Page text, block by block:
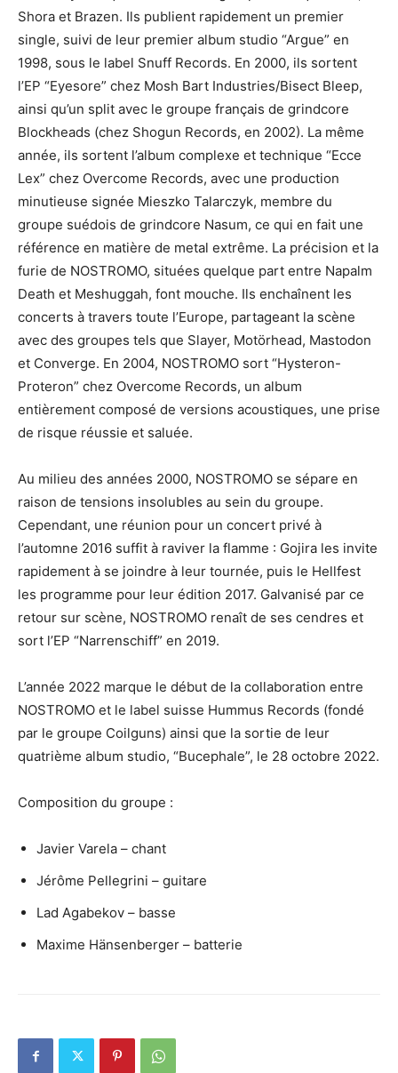
Shora et Brazen. Ils publient rapidement un premier
single, suivi de leur premier album studio “Argue” en
1998, sous le label Snuff Records. En 2000, ils sortent
l’EP “Eyesore” chez Mosh Bart Industries/Bisect Bleep,
ainsi qu’un split avec le groupe français de grindcore
Blockheads (chez Shogun Records, en 2002). La même
année, ils sortent l’album complexe et technique “Ecce
Lex” chez Overcome Records, avec une production
minutieuse signée Mieszko Talarczyk, membre du
groupe suédois de grindcore Nasum, ce qui en fait une
référence en matière de metal extrême. La précision et la
furie de NOSTROMO, situées quelque part entre Napalm
Death et Meshuggah, font mouche. Ils enchaînent les
concerts à travers toute l’Europe, partageant la scène
avec des groupes tels que Slayer, Motörhead, Mastodon
et Converge. En 2004, NOSTROMO sort “Hysteron-
Proteron” chez Overcome Records, un album
entièrement composé de versions acoustiques, une prise
de risque réussie et saluée.
Au milieu des années 2000, NOSTROMO se sépare en
raison de tensions insolubles au sein du groupe.
Cependant, une réunion pour un concert privé à
l’automne 2016 suffit à raviver la flamme : Gojira les invite
rapidement à se joindre à leur tournée, puis le Hellfest
les programme pour leur édition 2017. Galvanisé par ce
retour sur scène, NOSTROMO renaît de ses cendres et
sort l’EP “Narrenschiff” en 2019.
L’année 2022 marque le début de la collaboration entre
NOSTROMO et le label suisse Hummus Records (fondé
par le groupe Coilguns) ainsi que la sortie de leur
quatrième album studio, “Bucephale”, le 28 octobre 2022.
Composition du groupe :
Javier Varela – chant
Jérôme Pellegrini – guitare
Lad Agabekov – basse
Maxime Hänsenberger – batterie